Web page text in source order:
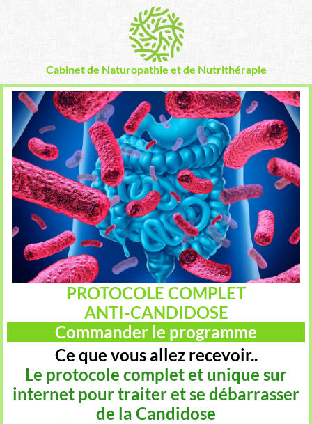
Cabinet de Naturopathie et de Nutrithérapie
PROTOCOLE COMPLET
ANTI-CANDIDOSE
Commander le programme
Ce que vous allez recevoir..
Le protocole complet et unique sur
internet pour traiter et se débarrasser
de la Candidose